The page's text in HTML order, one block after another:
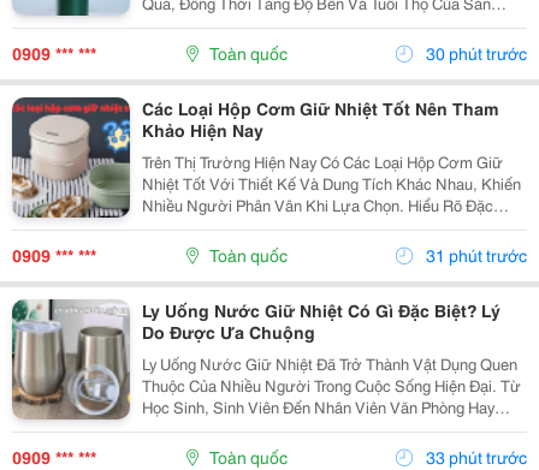
Phẩm. Trong Bài Viết Này, Cozycup Sẽ Chia Sẻ Cách Vệ
Sinh Bình Trước Khi Sử Dụng, Cách Dùng Đúng Mỗi...
0909 *** *** Toàn quốc 30 phút trước
Các Loại Hộp Cơm Giữ Nhiệt Tốt Nên Tham
Khảo Hiện Nay
Trên Thị Trường Hiện Nay Có Các Loại Hộp Cơm Giữ
Nhiệt Tốt Với Thiết Kế Và Dung Tích Khác Nhau, Khiến
Nhiều Người Phân Vân Khi Lựa Chọn. Hiểu Rõ Đặc
Điểm Của Từng Loại Sẽ Giúp Bạn Dễ Dàng Tìm Được
Sản Phẩm Phù Hợp Với Nhu Cầu Sử Dụng Hằng Ngày.
0909 *** *** Toàn quốc 31 phút trước
Ly Uống Nước Giữ Nhiệt Có Gì Đặc Biệt? Lý
Do Được Ưa Chuộng
Ly Uống Nước Giữ Nhiệt Đã Trở Thành Vật Dụng Quen
Thuộc Của Nhiều Người Trong Cuộc Sống Hiện Đại. Từ
Học Sinh, Sinh Viên Đến Nhân Viên Văn Phòng Hay
Người Thường Xuyên Di Chuyển Đều Có Thể Sử Dụng
Để Mang Theo Đồ Uống Yêu Thích. Vậy Điều Gì Khiến
0909 *** *** Toàn quốc 33 phút trước